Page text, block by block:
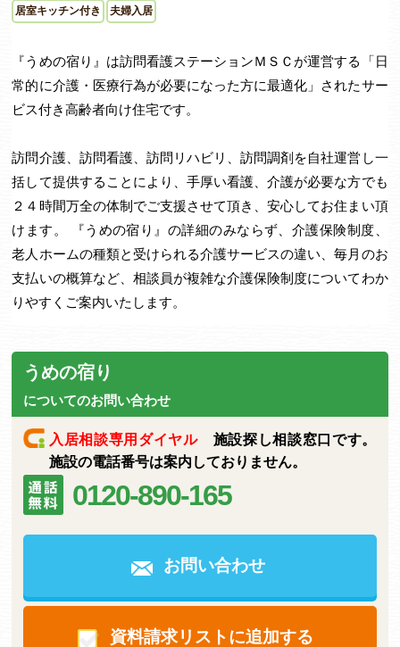
居室キッチン付き 夫婦入居
『うめの宿り』は訪問看護ステーションＭＳＣが運営する「日
常的に介護・医療行為が必要になった方に最適化」されたサー
ビス付き高齢者向け住宅です。
訪問介護、訪問看護、訪問リハビリ、訪問調剤を自社運営し一
括して提供することにより、手厚い看護、介護が必要な方でも
２４時間万全の体制でご支援させて頂き、安心してお住まい頂
けます。 『うめの宿り』の詳細のみならず、介護保険制度、
老人ホームの種類と受けられる介護サービスの違い、毎月のお
支払いの概算など、相談員が複雑な介護保険制度についてわか
りやすくご案内いたします。
うめの宿り
についてのお問い合わせ
入居相談専用ダイヤル施設探し相談窓口です。
施設の電話番号は案内しておりません。
0120-890-165
お問い合わせ
資料請求リストに追加する